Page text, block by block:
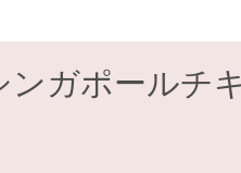
ガポールチ